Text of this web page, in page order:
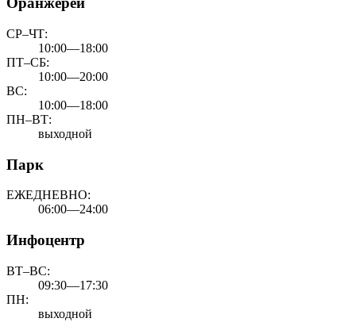
СР–ЧТ:
10:00—18:00
ПТ–СБ:
10:00—20:00
ВС:
10:00—18:00
ПН–ВТ:
выходной
Парк
ЕЖЕДНЕВНО:
06:00—24:00
Инфоцентр
ВТ–ВС:
09:30—17:30
ПН:
выходной